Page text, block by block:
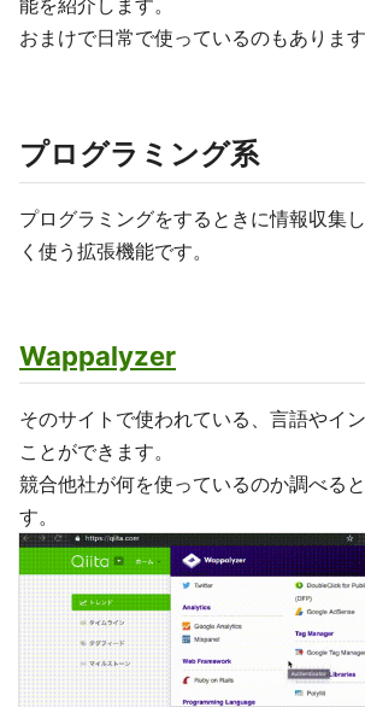
能を紹介します。
おまけで日常で使っているのもあります
プログラミング系
プログラミングをするときに情報収集
く使う拡張機能です。
Wappalyzer
そのサイトで使われている、言語やイ
ことができます。
競合他社が何を使っているのか調べる
す。